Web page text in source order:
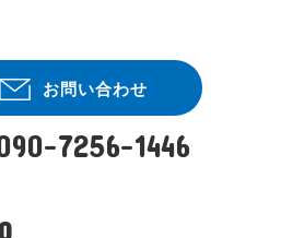
お問い合わせ
7256-1446